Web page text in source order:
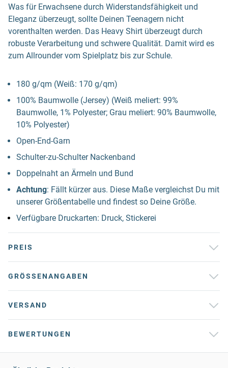
Was für Erwachsene durch Widerstandsfähigkeit und
Eleganz überzeugt, sollte Deinen Teenagern nicht
vorenthalten werden. Das Heavy Shirt überzeugt durch
robuste Verarbeitung und schwere Qualität. Damit wird es
zum Allrounder vom Spielplatz bis zur Schule.
180 g/qm (Weiß: 170 g/qm)
100% Baumwolle (Jersey) (Weiß meliert: 99%
Baumwolle, 1% Polyester; Grau meliert: 90% Baumwolle,
10% Polyester)
Open-End-Garn
Schulter-zu-Schulter Nackenband
Doppelnaht an Ärmeln und Bund
Achtung: Fällt kürzer aus. Diese Maße vergleichst Du mit
unserer Größentabelle und findest so Deine Größe.
Verfügbare Druckarten: Druck, Stickerei
PREIS
GRÖSSENANGABEN
VERSAND
BEWERTUNGEN